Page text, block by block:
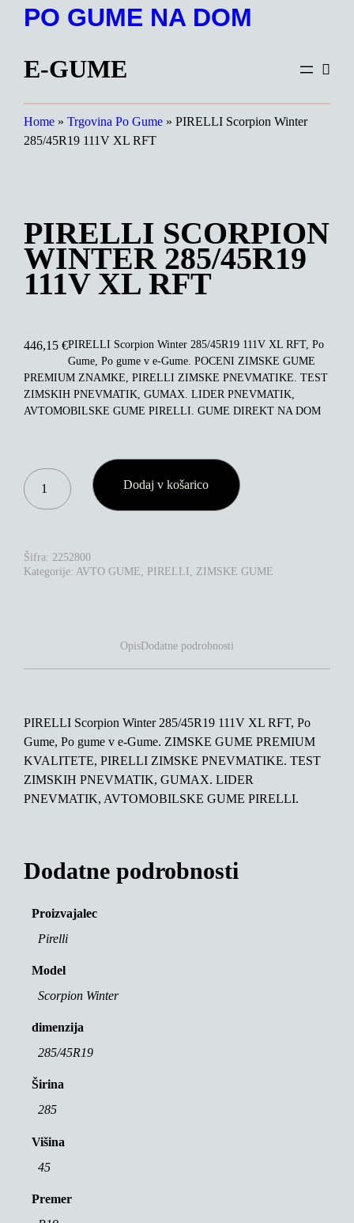
PreskočiPO GUME NA DOM
E-GUME
Home » Trgovina Po Gume » PIRELLI Scorpion Winter
285/45R19 111V XL RFT
PIRELLI SCORPION
WINTER 285/45R19
111V XL RFT
446,15 €PIRELLI Scorpion Winter 285/45R19 111V XL RFT, Po
Gume, Po gume v e-Gume. POCENI ZIMSKE GUME
PREMIUM ZNAMKE, PIRELLI ZIMSKE PNEVMATIKE. TEST
ZIMSKIH PNEVMATIK, GUMAX. LIDER PNEVMATIK,
AVTOMOBILSKE GUME PIRELLI. GUME DIREKT NA DOM
PIRELLI
SCORPION
WINTER
RFT
KOLIČINA
Dodaj v košarico
Šifra: 2252800
Kategorije: AVTO GUME, PIRELLI, ZIMSKE GUME
OpisDodatne podrobnosti
PIRELLI Scorpion Winter 285/45R19 111V XL RFT, Po
Gume, Po gume v e-Gume. ZIMSKE GUME PREMIUM
KVALITETE, PIRELLI ZIMSKE PNEVMATIKE. TEST
ZIMSKIH PNEVMATIK, GUMAX. LIDER
PNEVMATIK, AVTOMOBILSKE GUME PIRELLI.
Dodatne podrobnosti
Proizvajalec
Pirelli
Model
Scorpion Winter
dimenzija
285/45R19
Širina
285
Višina
45
Premer